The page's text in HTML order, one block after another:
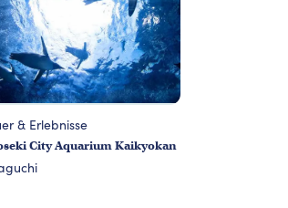
& Erlebnisse
City Aquarium Kaikyokan